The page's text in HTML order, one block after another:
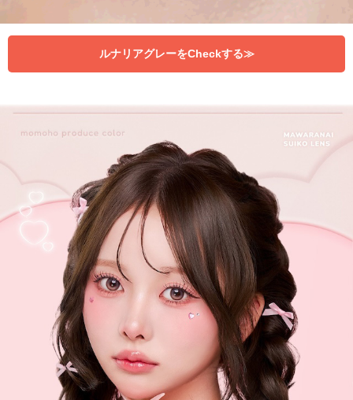
ルナリアグレーをCheckする≫